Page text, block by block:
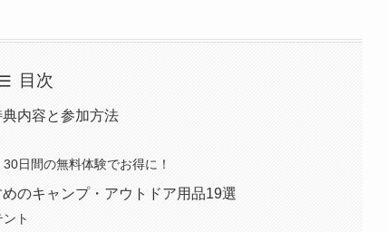
目次
内容と参加方法
日間の無料体験でお得に！
のキャンプ・アウトドア用品19選
ト